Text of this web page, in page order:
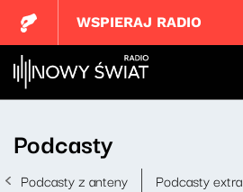
WSPIERAJ RADIO
Podcasty
Podcasty z anteny Podcasty extra